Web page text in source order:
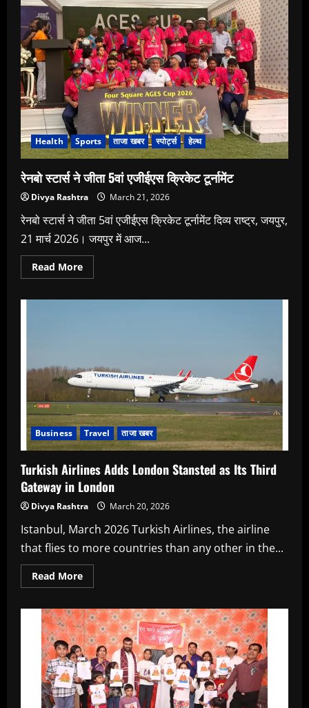
राजस्थान
इंटरनेशनल
2026
के
ऑडिशन
Health Sports ताजा खबर स्पोर्ट्स हेल्थ
रेनबो स्टार्स ने जीता 5वां एजीईएस क्रिकेट टूर्नामेंट
Divya Rashtra March 21, 2026
रेनबो स्टार्स ने जीता 5वां एजीईएस क्रिकेट टूर्नामेंट दिव्य राष्ट्र, जयपुर,
21 मार्च 2026। जयपुर में आज...
Read MoreRead
more
Business Travel ताजा खबर
Turkish Airlines Adds London Stansted as Its Third
Gateway in London
Divya Rashtra March 20, 2026
Istanbul, March 2026 Turkish Airlines, the airline
that flies to more countries than any other in the...
Read MoreRead
more
Airlines
Adds
London
Stansted
as
Its
Third
Gateway
in
London